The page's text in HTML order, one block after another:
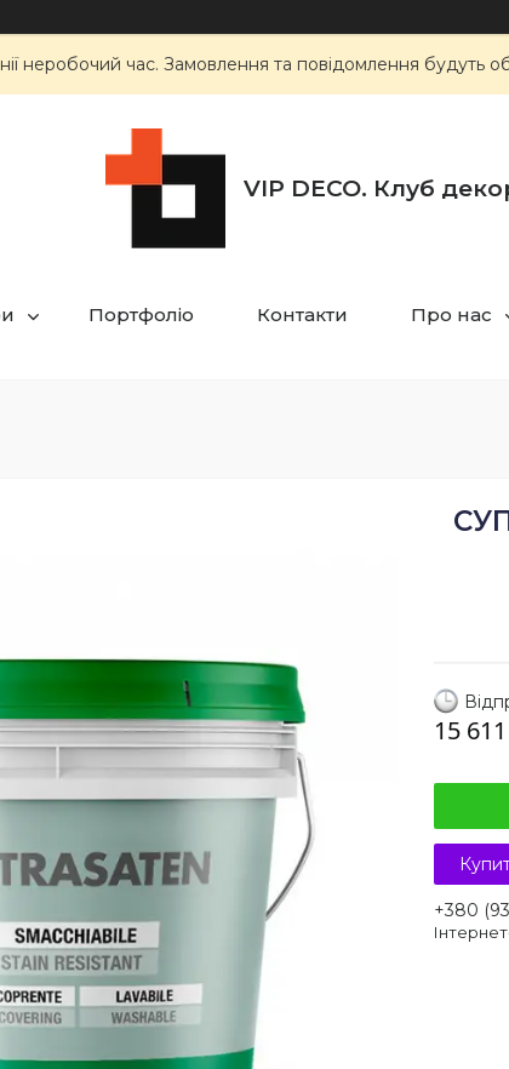
неробочий час. Замовлення та повідомлення будуть
VIP DECO. Клуб
Портфоліо Контакти Про нас
15
+380